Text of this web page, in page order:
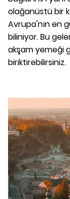
olağanüstü bir
Avrupa'nın en
biliniyor. Bu
akşam yemeği
biriktirebilirsiniz.